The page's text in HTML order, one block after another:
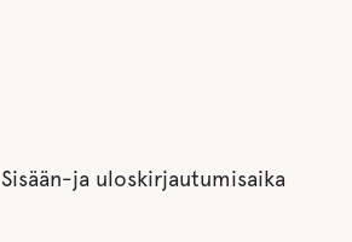
Sisään-ja uloskirjautumisaika